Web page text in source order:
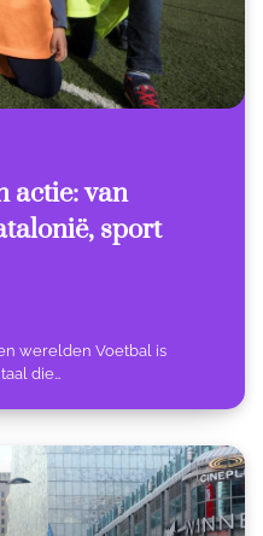
actie: van
sport
werelden Voetbal is
die…